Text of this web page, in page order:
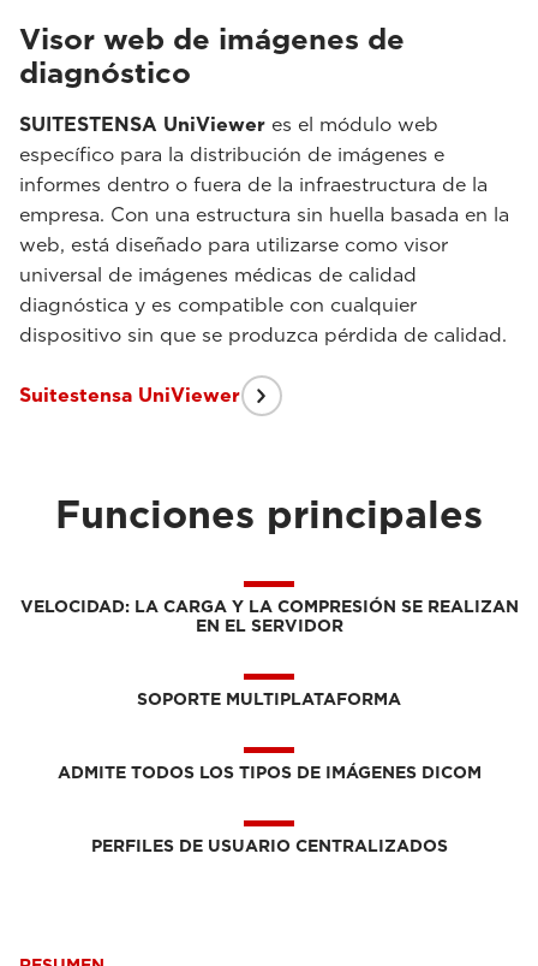
Visor web de imágenes de
diagnóstico
SUITESTENSA UniViewer es el módulo web
específico para la distribución de imágenes e
informes dentro o fuera de la infraestructura de la
empresa. Con una estructura sin huella basada en la
web, está diseñado para utilizarse como visor
universal de imágenes médicas de calidad
diagnóstica y es compatible con cualquier
dispositivo sin que se produzca pérdida de calidad.
Suitestensa UniViewer
Funciones principales
VELOCIDAD: LA CARGA Y LA COMPRESIÓN SE REALIZAN
EN EL SERVIDOR
SOPORTE MULTIPLATAFORMA
ADMITE TODOS LOS TIPOS DE IMÁGENES DICOM
PERFILES DE USUARIO CENTRALIZADOS